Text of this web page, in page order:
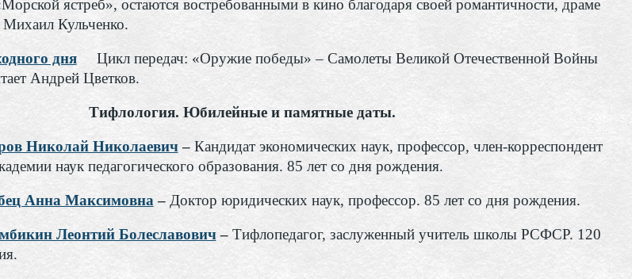
ястреб», остаются востребованными в кино благодаря своей романтичности, драме
Михаил Кульченко.
дня
Цикл передач: «Оружие победы» – Самолеты Великой Отечественной Войны
Андрей Цветков.
Тифлология. Юбилейные и памятные даты.
Николай Николаевич– Кандидат экономических наук, профессор, член-корреспондент
наук педагогического образования. 85 лет со дня рождения.
Анна Максимовна– Доктор юридических наук, профессор. 85 лет со дня рождения.
Леонтий Болеславович– Тифлопедагог, заслуженный учитель школы РСФСР. 120